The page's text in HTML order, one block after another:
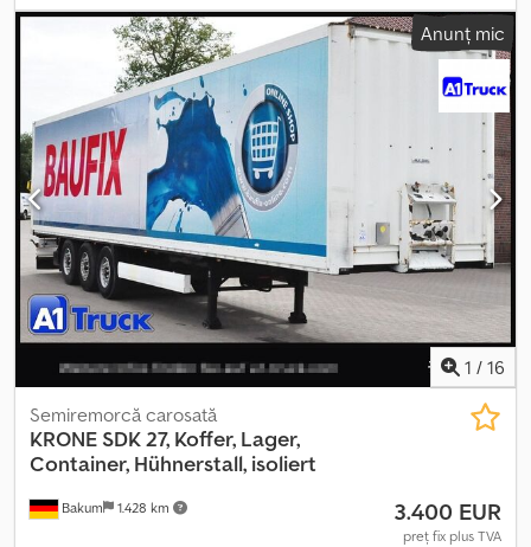
spațiului de încărcare:2.470 mm, înălțime spațiu de încărcare:
, volumul spațiului de încărcare:90 m³, lățime totală:
, înălțime totală:4.000 mm 2008,
, Koegel SP24 Structură interioară / exterioară: *
Caroserie tip box * Marfă uscată * Sistem dublu nivel cu 20 bare *
Ușă rulantă * Înălțime interioară aprox. 2.650 mm Djdpsucbizofx
Actjck * Podea din placaj antiderapant * Șină de ancorare *
Scară de acces * Lămpi de marșarier * Lumină de ceață spate
Șasiu / dotări suplimentare: * Axe SAF * Frâne cu tambur *
Suspensie pneumatică * Funcție de ridicare și coborâre * ABS,
EBS * Anvelope 385/65 R 22,5 * Profil rămas aprox. 5 - 10 mm ----
Ofertă fără caracter obligatoriu din locația Bocholt, cu rezervarea
vânzării intermediare și a erorilor. Vânzare doar către profesioniști
sau pentru export.
Anunț mic
1 / 16
Bakum 1.428 km
Semiremorcă carosată
KRONE SDK 27, Koffer, Lager,
Container, Hühnerstall, isoliert
3.400 EUR
preț fix plus TVA